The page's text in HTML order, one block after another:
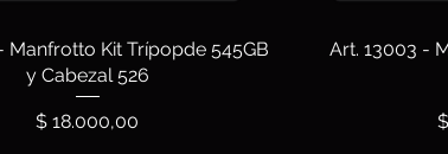
Manfrotto Kit Trípopde 545GB
y Cabezal 526
Precio
$ 18.000,00
Art. 13003 -